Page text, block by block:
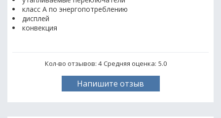
класс А по энергопотреблению
дисплей
конвекция
Кол-во отзывов: 4 Средняя оценка: 5.0
Напишите отзыв